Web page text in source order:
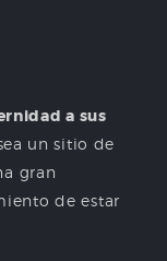
a sus
un sitio de
gran
de estar